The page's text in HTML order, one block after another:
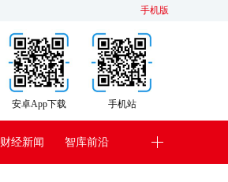
手机版
手机站
安卓App下载
财经新闻 智库前沿